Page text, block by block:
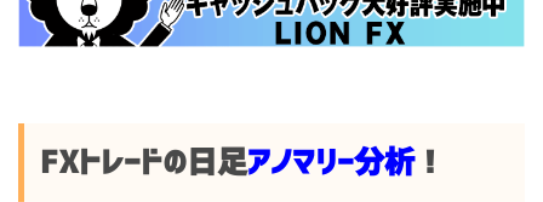
FXトレードの日足アノマリー分析！